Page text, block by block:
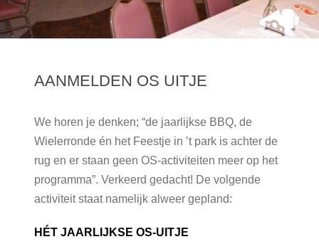
AANMELDEN OS UITJE
We horen je denken; “de jaarlijkse BBQ, de
Wielerronde én het Feestje in ’t park is achter de
rug en er staan geen OS-activiteiten meer op het
programma”. Verkeerd gedacht! De volgende
activiteit staat namelijk alweer gepland:
HÉT JAARLIJKSE OS-UITJE